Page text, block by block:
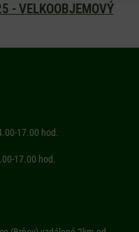
- VELKOOBJEMOVÝ
17.00 hod.
17.00 hod.